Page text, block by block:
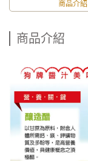
商品介紹
商品介紹